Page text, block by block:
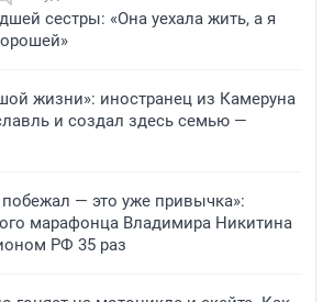
сестры: «Она уехала жить, а я
жизни»: иностранец из Камеруна
и создал здесь семью —
— это уже привычка»:
марафонца Владимира Никитина
РФ 35 раз